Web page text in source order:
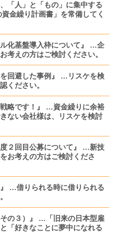
「人」と「もの」に集中する
金繰り計画書」を常備してく
ル化基盤導入枠について』 …企
考えの方はご検討ください。
を回避した事例』 …リスケを検
ください。
戦略です！』 …資金繰りに余裕
ない会社様は、リスケを検討
度２回目公募について』 …新技
お考えの方はご検討くださ
』 …借りられる時に借りられる
その３）』 …「旧来の日本型雇
「好きなことに夢中になれる